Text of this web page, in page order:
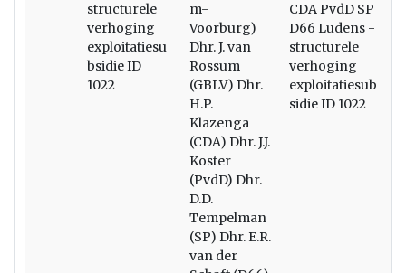
structurele
verhoging
exploitatiesu
bsidie ID
1022
m-
Voorburg)
Dhr. J. van
Rossum
(GBLV) Dhr.
H.P.
Klazenga
(CDA) Dhr. J.J.
Koster
(PvdD) Dhr.
D.D.
Tempelman
(SP) Dhr. E.R.
van der
CDA PvdD SP
D66 Ludens -
structurele
verhoging
exploitatiesub
sidie ID 1022